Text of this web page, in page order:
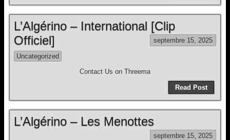
L’Algérino – International [Clip
Officiel]
septembre 15, 2025
Uncategorized
Contact Us on Threema
Read Post
L’Algérino – Les Menottes
septembre 15, 2025